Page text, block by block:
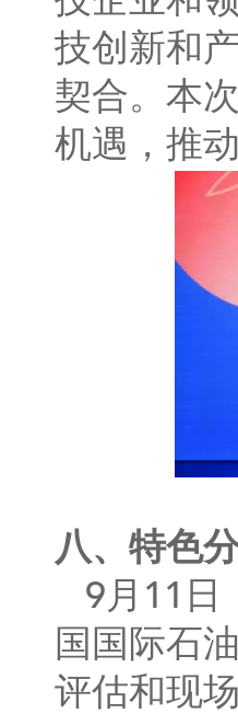
技创新和
契合。本
机遇，推
八、特色
9月11日
国国际石
评估和现